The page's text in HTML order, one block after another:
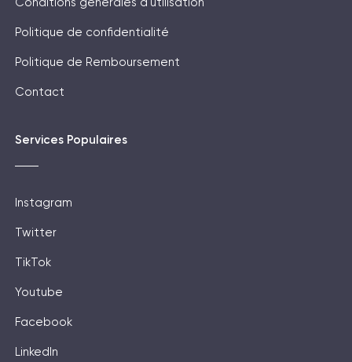
Politique de confidentialité
Politique de Remboursement
Contact
Services Populaires
Instagram
Twitter
TikTok
Youtube
Facebook
LinkedIn